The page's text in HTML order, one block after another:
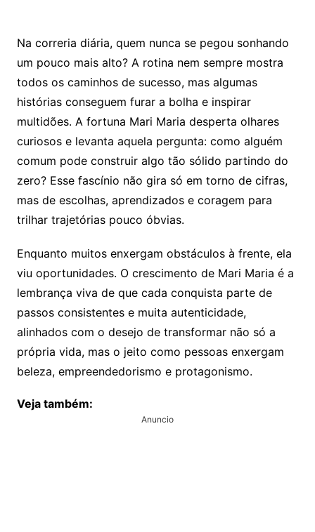
Na correria diária, quem nunca se pegou sonhando
um pouco mais alto? A rotina nem sempre mostra
todos os caminhos de sucesso, mas algumas
histórias conseguem furar a bolha e inspirar
multidões. A fortuna Mari Maria desperta olhares
curiosos e levanta aquela pergunta: como alguém
comum pode construir algo tão sólido partindo do
zero? Esse fascínio não gira só em torno de cifras,
mas de escolhas, aprendizados e coragem para
trilhar trajetórias pouco óbvias.
Enquanto muitos enxergam obstáculos à frente, ela
viu oportunidades. O crescimento de Mari Maria é a
lembrança viva de que cada conquista parte de
passos consistentes e muita autenticidade,
alinhados com o desejo de transformar não só a
própria vida, mas o jeito como pessoas enxergam
beleza, empreendedorismo e protagonismo.
Veja também:
Anuncio